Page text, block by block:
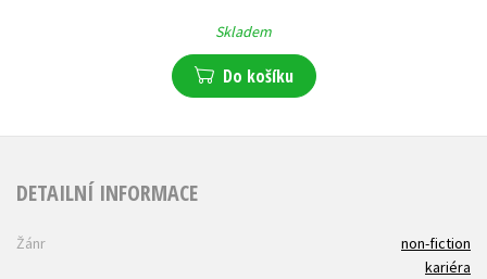
Skladem
Do košíku
DETAILNÍ INFORMACE
Žánr
non-fiction
kariéra